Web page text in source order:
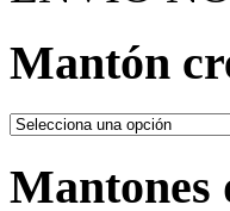
Mantón
Mantones